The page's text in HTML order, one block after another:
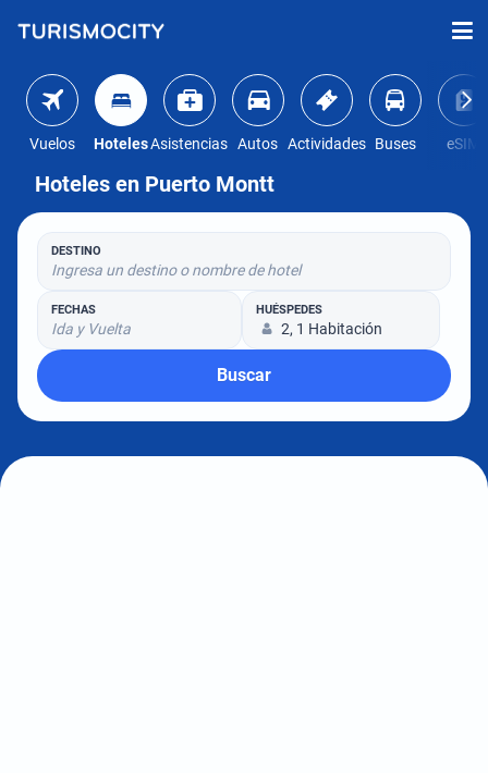
Vuelos HotelesAsistencias Autos Actividades Buses eSIM
Hoteles en Puerto Montt
DESTINO
Ingresa un destino o nombre de hotel
FECHAS
Ida y Vuelta
HUÉSPEDES
2, 1 Habitación
Buscar